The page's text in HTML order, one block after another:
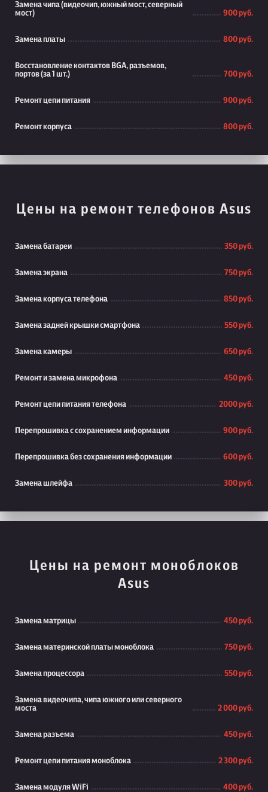
Замена чипа (видеочип, южный мост, северный
мост)
900 руб.
Замена платы 800 руб.
Восстановление контактов BGA, разъемов,
портов (за 1 шт.)
700 руб.
Ремонт цепи питания 900 руб.
Ремонт корпуса 800 руб.
Цены на ремонт телефонов Asus
Замена батареи 350 руб.
Замена экрана 750 руб.
Замена корпуса телефона 850 руб.
Замена задней крышки смартфона 550 руб.
Замена камеры 650 руб.
Ремонт и замена микрофона 450 руб.
Ремонт цепи питания телефона 2000 руб.
Перепрошивка с сохранением информации 900 руб.
Перепрошивка без сохранения информации 600 руб.
Замена шлейфа 300 руб.
Цены на ремонт моноблоков
Asus
Замена матрицы 450 руб.
Замена материнской платы моноблока 750 руб.
Замена процессора 550 руб.
Замена видеочипа, чипа южного или северного
моста
2 000 руб.
Замена разъема 450 руб.
Ремонт цепи питания моноблока 2 300 руб.
Замена модуля WiFi 400 руб.